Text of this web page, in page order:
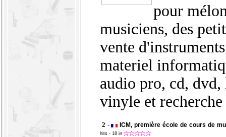
pour
musiciens, des
vente
materiel
audio pro, cd,
vinyle et
2 - ICM, première école de cours de
hits - 18 in